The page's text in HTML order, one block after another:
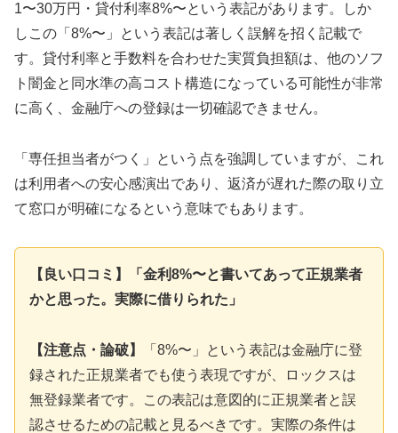
1〜30万円・貸付利率8%〜という表記があります。しか
しこの「8%〜」という表記は著しく誤解を招く記載で
す。貸付利率と手数料を合わせた実質負担額は、他のソフ
ト闇金と同水準の高コスト構造になっている可能性が非常
に高く、金融庁への登録は一切確認できません。
「専任担当者がつく」という点を強調していますが、これ
は利用者への安心感演出であり、返済が遅れた際の取り立
て窓口が明確になるという意味でもあります。
【良い口コミ】「金利8%〜と書いてあって正規業者
かと思った。実際に借りられた」
【注意点・論破】
「8%〜」という表記は金融庁に登
録された正規業者でも使う表現ですが、ロックスは
無登録業者です。この表記は意図的に正規業者と誤
認させるための記載と見るべきです。実際の条件は